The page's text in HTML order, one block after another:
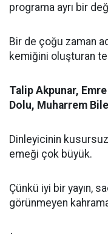
programa ayrı bir
Bir de çoğu zaman
kemiğini oluşturan
Talip Akpunar,
Dolu, Muharrem
Dinleyicinin
emeği çok büyük.
Çünkü iyi bir yayın,
görünmeyen